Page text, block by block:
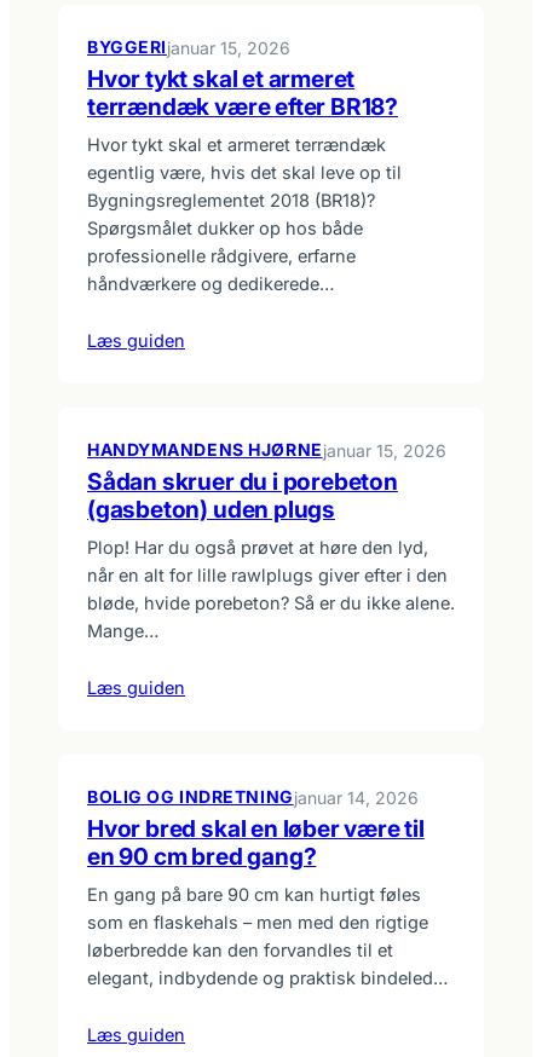
BYGGERIjanuar 15, 2026
Hvor tykt skal et armeret
terrændæk være efter BR18?
Hvor tykt skal et armeret terrændæk
egentlig være, hvis det skal leve op til
Bygningsreglementet 2018 (BR18)?
Spørgsmålet dukker op hos både
professionelle rådgivere, erfarne
håndværkere og dedikerede…
Læs guiden
HANDYMANDENS HJØRNEjanuar 15, 2026
Sådan skruer du i porebeton
(gasbeton) uden plugs
Plop! Har du også prøvet at høre den lyd,
når en alt for lille rawlplugs giver efter i den
bløde, hvide porebeton? Så er du ikke alene.
Mange…
Læs guiden
BOLIG OG INDRETNINGjanuar 14, 2026
Hvor bred skal en løber være til
en 90 cm bred gang?
En gang på bare 90 cm kan hurtigt føles
som en flaskehals – men med den rigtige
løberbredde kan den forvandles til et
elegant, indbydende og praktisk bindeled…
Læs guiden